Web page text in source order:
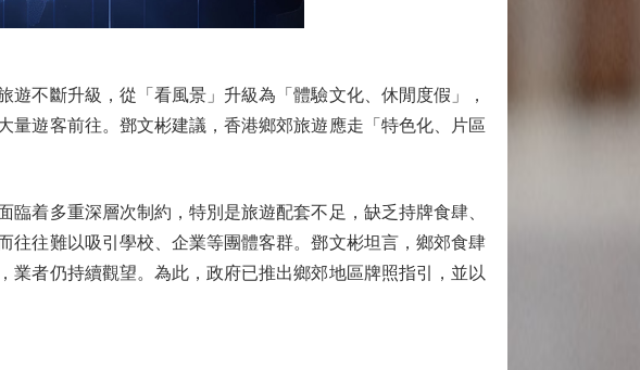
不斷升級，從「看風景」升級為「體驗文化、休閒度假」，
遊客前往。鄧文彬建議，香港鄉郊旅遊應走「特色化、片區
着多重深層次制約，特別是旅遊配套不足，缺乏持牌食肆、
往往難以吸引學校、企業等團體客群。鄧文彬坦言，鄉郊食肆
者仍持續觀望。為此，政府已推出鄉郊地區牌照指引，並以